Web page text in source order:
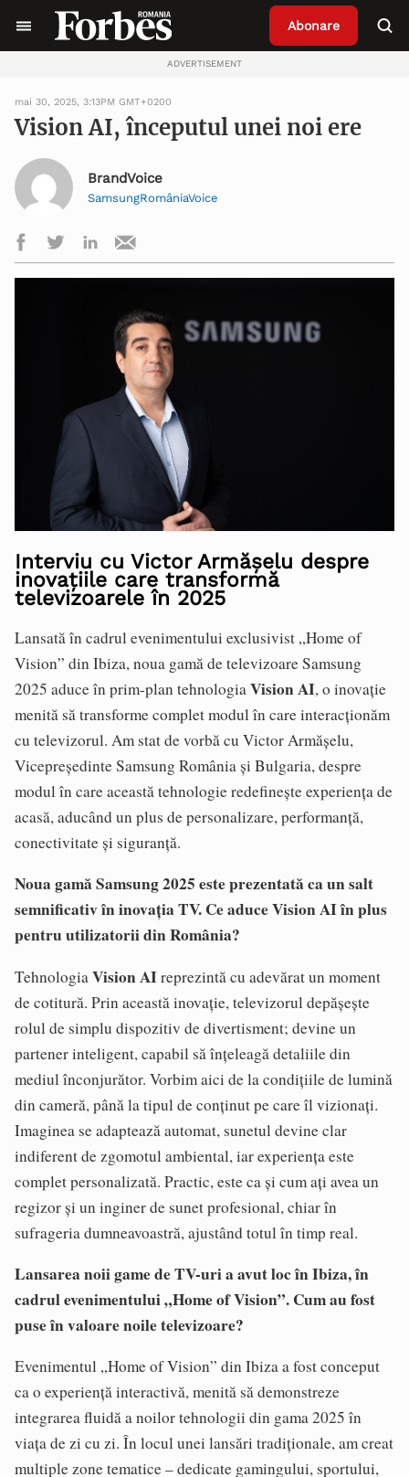
Abonare
ADVERTISEMENT
mai 30, 2025, 3:13PM GMT+0200
Vision AI, începutul unei noi ere
BrandVoice
SamsungRomâniaVoice
Interviu cu Victor Armășelu despre
inovațiile care transformă
televizoarele în 2025
Lansată în cadrul evenimentului exclusivist „Home of
Vision” din Ibiza, noua gamă de televizoare Samsung
2025 aduce în prim-plan tehnologiaVision AI, o inovație
menită să transforme complet modul în care interacționăm
cu televizorul. Am stat de vorbă cu Victor Armășelu,
Vicepreședinte Samsung România și Bulgaria, despre
modul în care această tehnologie redefinește experiența de
acasă, aducând un plus de personalizare, performanță,
conectivitate și siguranță.
Noua gamă Samsung 2025 este prezentată ca un salt
semnificativ în inovația TV. Ce aduce Vision AI în plus
pentru utilizatorii din România?
TehnologiaVision AIreprezintă cu adevărat un moment
de cotitură. Prin această inovație, televizorul depășește
rolul de simplu dispozitiv de divertisment; devine un
partener inteligent, capabil să înțeleagă detaliile din
mediul înconjurător. Vorbim aici de la condițiile de lumină
din cameră, până la tipul de conținut pe care îl vizionați.
Imaginea se adaptează automat, sunetul devine clar
indiferent de zgomotul ambiental, iar experiența este
complet personalizată. Practic, este ca și cum ați avea un
regizor și un inginer de sunet profesional, chiar în
sufrageria dumneavoastră, ajustând totul în timp real.
Lansarea noii game de TV-uri a avut loc în Ibiza, în
cadrul evenimentului „Home of Vision”. Cum au fost
puse în valoare noile televizoare?
Evenimentul „Home of Vision” din Ibiza a fost conceput
ca o experiență interactivă, menită să demonstreze
integrarea fluidă a noilor tehnologii din gama 2025 în
viața de zi cu zi. În locul unei lansări tradiționale, am creat
multiple zone tematice – dedicate gamingului, sportului,